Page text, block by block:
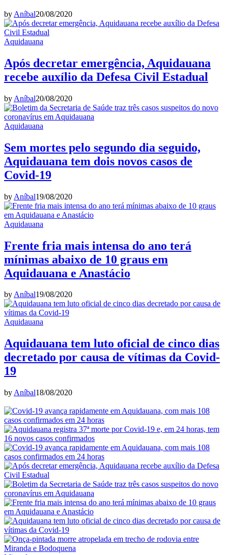
by Aníbal20/08/2020
Aquidauana
Após decretar emergência, Aquidauana
recebe auxílio da Defesa Civil Estadual
by Aníbal20/08/2020
Aquidauana
Sem mortes pelo segundo dia seguido,
Aquidauana tem dois novos casos de
Covid-19
by Aníbal19/08/2020
Aquidauana
Frente fria mais intensa do ano terá
mínimas abaixo de 10 graus em
Aquidauana e Anastácio
byAníbal19/08/2020
Aquidauana
Aquidauana tem luto oficial de cinco dias
decretado por causa de vítimas da Covid-
19
by Aníbal18/08/2020